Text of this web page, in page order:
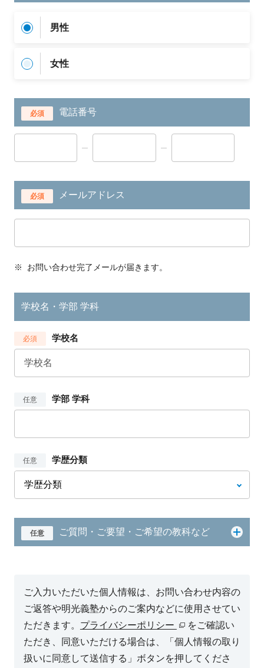
男性
女性
必須 電話番号
必須 メールアドレス
※ お問い合わせ完了メールが届きます。
学校名・学部 学科
必須 学校名
任意 学部 学科
任意 学歴分類
任意 ご質問・ご要望・ご希望の教科など
ご入力いただいた個人情報は、お問い合わせ内容の
ご返答や明光義塾からのご案内などに使用させてい
ただきます。 プライバシーポリシー
をご確認い
ただき、同意いただける場合は、「個人情報の取り
扱いに同意して送信する」ボタンを押してくださ